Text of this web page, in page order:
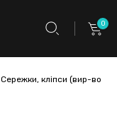
0
Сережки, кліпси (вир-во